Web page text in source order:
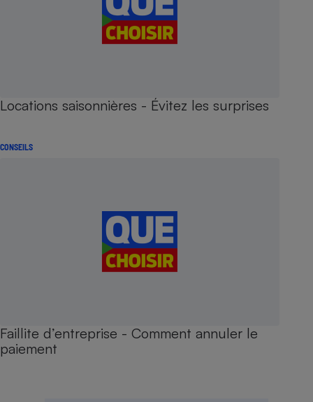
Locations saisonnières - Évitez les surprises
CONSEILS
Faillite d’entreprise - Comment annuler le
paiement